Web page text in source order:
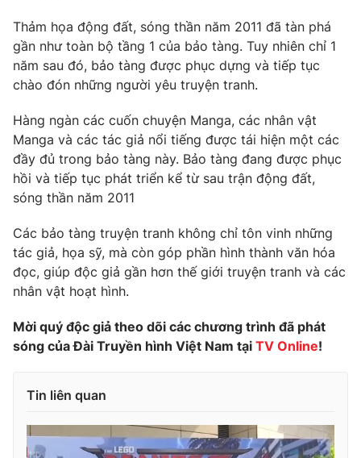
Tư vấn
Chuyên mục khác
Emagazine Podcast
Photo Infographic
Video Shorts video
VTV Sức khoẻ Bất động sản
VTV4 Vươn mình bằng AI
VTV9
Liên hệ tòa soạn English
Thảm họa động đất, sóng thần năm 2011 đã tàn phá
gần như toàn bộ tầng 1 của bảo tàng. Tuy nhiên chỉ 1
năm sau đó, bảo tàng được phục dựng và tiếp tục
chào đón những người yêu truyện tranh.
Hàng ngàn các cuốn chuyện Manga, các nhân vật
Manga và các tác giả nổi tiếng được tái hiện một các
đầy đủ trong bảo tàng này. Bảo tàng đang được phục
hồi và tiếp tục phát triển kể từ sau trận động đất,
sóng thần năm 2011
Các bảo tàng truyện tranh không chỉ tôn vinh những
tác giả, họa sỹ, mà còn góp phần hình thành văn hóa
đọc, giúp độc giả gần hơn thế giới truyện tranh và các
nhân vật hoạt hình.
Mời quý độc giả theo dõi các chương trình đã phát
sóng của Đài Truyền hình Việt Nam tại TV Online!
Tin liên quan